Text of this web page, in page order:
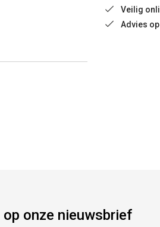
Veilig
Advies
onze nieuwsbrief